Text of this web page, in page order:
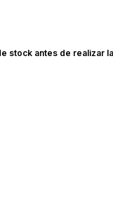
stock antes de realizar